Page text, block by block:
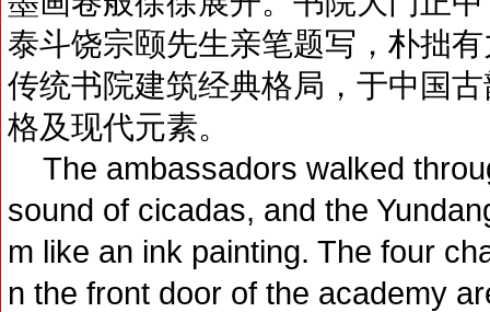
泰斗饶宗颐先生亲笔题写，朴拙
传统书院建筑经典格局，于中国
格及现代元素。
The ambassadors walked
sound of cicadas, and the
m like an ink painting. The four
n the front door of the academy